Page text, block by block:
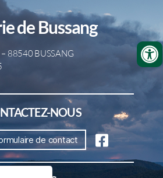
de Bussang
88540 BUSSANG
NOUS
de contact